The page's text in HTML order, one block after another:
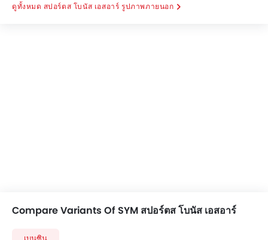
สปอร์ตส โบนัส เอสอาร์ รูปภาพภายนอก
Compare Variants Of SYM สปอร์ตส โบนัส เอสอาร์